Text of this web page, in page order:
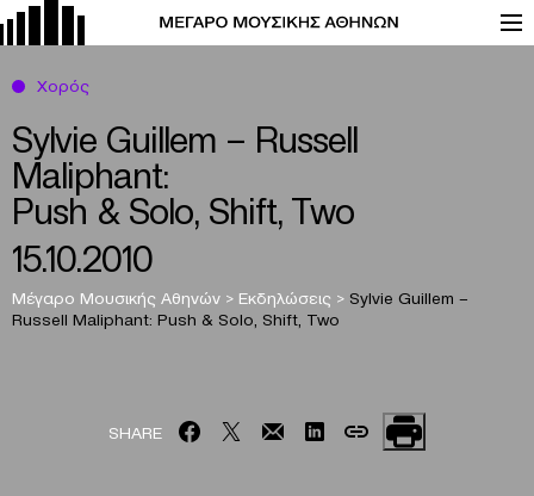
Sylvie Guillem – Russell
Maliphant:
Push & Solo, Shift, Two
15.10.2010
Μέγαρο Μουσικής Αθηνών > Εκδηλώσεις > Sylvie Guillem –
Russell Maliphant: Push & Solo, Shift, Two
Χορός
SHARE